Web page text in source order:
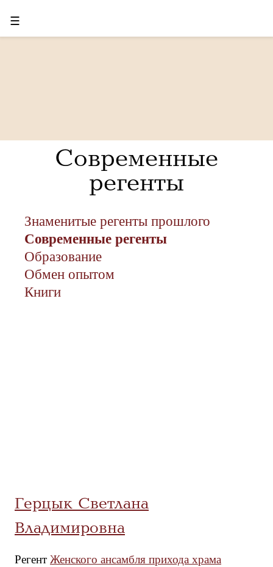
☰
Современные
регенты
Знаменитые регенты прошлого
Современные регенты
Образование
Обмен опытом
Книги
Герцык Светлана
Владимировна
Регент Женского ансамбля прихода храма